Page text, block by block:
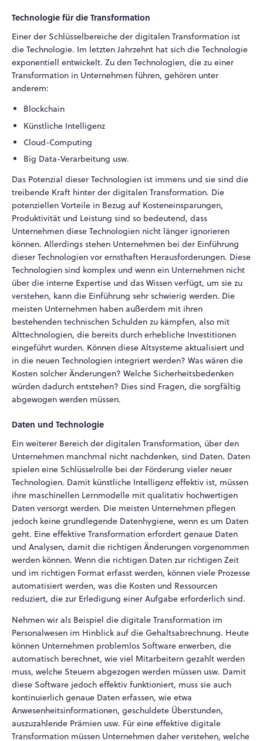
Technologie für die Transformation
Einer der Schlüsselbereiche der digitalen Transformation ist
die Technologie. Im letzten Jahrzehnt hat sich die Technologie
exponentiell entwickelt. Zu den Technologien, die zu einer
Transformation in Unternehmen führen, gehören unter
anderem:
Blockchain
Künstliche Intelligenz
Cloud-Computing
Big Data-Verarbeitung usw.
Das Potenzial dieser Technologien ist immens und sie sind die
treibende Kraft hinter der digitalen Transformation. Die
potenziellen Vorteile in Bezug auf Kosteneinsparungen,
Produktivität und Leistung sind so bedeutend, dass
Unternehmen diese Technologien nicht länger ignorieren
können. Allerdings stehen Unternehmen bei der Einführung
dieser Technologien vor ernsthaften Herausforderungen. Diese
Technologien sind komplex und wenn ein Unternehmen nicht
über die interne Expertise und das Wissen verfügt, um sie zu
verstehen, kann die Einführung sehr schwierig werden. Die
meisten Unternehmen haben außerdem mit ihren
bestehenden technischen Schulden zu kämpfen, also mit
Alttechnologien, die bereits durch erhebliche Investitionen
eingeführt wurden. Können diese Altsysteme aktualisiert und
in die neuen Technologien integriert werden? Was wären die
Kosten solcher Änderungen? Welche Sicherheitsbedenken
würden dadurch entstehen? Dies sind Fragen, die sorgfältig
abgewogen werden müssen.
Daten und Technologie
Ein weiterer Bereich der digitalen Transformation, über den
Unternehmen manchmal nicht nachdenken, sind Daten. Daten
spielen eine Schlüsselrolle bei der Förderung vieler neuer
Technologien. Damit künstliche Intelligenz effektiv ist, müssen
ihre maschinellen Lernmodelle mit qualitativ hochwertigen
Daten versorgt werden. Die meisten Unternehmen pflegen
jedoch keine grundlegende Datenhygiene, wenn es um Daten
geht. Eine effektive Transformation erfordert genaue Daten
und Analysen, damit die richtigen Änderungen vorgenommen
werden können. Wenn die richtigen Daten zur richtigen Zeit
und im richtigen Format erfasst werden, können viele Prozesse
automatisiert werden, was die Kosten und Ressourcen
reduziert, die zur Erledigung einer Aufgabe erforderlich sind.
Nehmen wir als Beispiel die digitale Transformation im
Personalwesen im Hinblick auf die Gehaltsabrechnung. Heute
können Unternehmen problemlos Software erwerben, die
automatisch berechnet, wie viel Mitarbeitern gezahlt werden
muss, welche Steuern abgezogen werden müssen usw. Damit
diese Software jedoch effektiv funktioniert, muss sie auch
kontinuierlich genaue Daten erfassen, wie etwa
Anwesenheitsinformationen, geschuldete Überstunden,
auszuzahlende Prämien usw. Für eine effektive digitale
Transformation müssen Unternehmen daher verstehen, welche